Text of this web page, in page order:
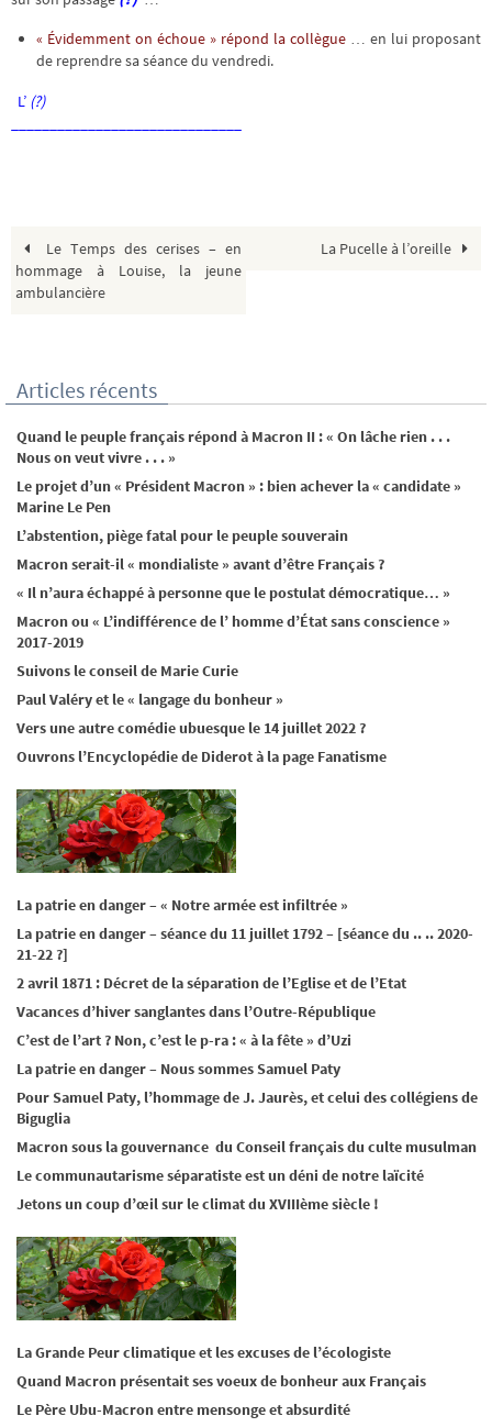
« Évidemment on échoue » répond la collègue … en lui proposant
de reprendre sa séance du vendredi.
L’ (?)
Le Temps des cerises – en
hommage à Louise, la jeune
ambulancière
La Pucelle à l’oreille
Articles récents
Quand le peuple français répond à Macron II : « On lâche rien . . .
Nous on veut vivre . . . »
Le projet d’un « Président Macron » : bien achever la « candidate »
Marine Le Pen
L’abstention, piège fatal pour le peuple souverain
Macron serait-il « mondialiste » avant d’être Français ?
« Il n’aura échappé à personne que le postulat démocratique… »
Macron ou « L’indifférence de l’ homme d’État sans conscience »
2017-2019
Suivons le conseil de Marie Curie
Paul Valéry et le « langage du bonheur »
Vers une autre comédie ubuesque le 14 juillet 2022 ?
Ouvrons l’Encyclopédie de Diderot à la page Fanatisme
La patrie en danger – « Notre armée est infiltrée »
La patrie en danger – séance du 11 juillet 1792 – [séance du .. .. 2020-
21-22 ?]
2 avril 1871 : Décret de la séparation de l’Eglise et de l’Etat
Vacances d’hiver sanglantes dans l’Outre-République
C’est de l’art ? Non, c’est le p-ra : « à la fête » d’Uzi
La patrie en danger – Nous sommes Samuel Paty
Pour Samuel Paty, l’hommage de J. Jaurès, et celui des collégiens de
Biguglia
Macron sous la gouvernance du Conseil français du culte musulman
Le communautarisme séparatiste est un déni de notre laïcité
Jetons un coup d’œil sur le climat du XVIIIème siècle !
La Grande Peur climatique et les excuses de l’écologiste
Quand Macron présentait ses voeux de bonheur aux Français
Le Père Ubu-Macron entre mensonge et absurdité